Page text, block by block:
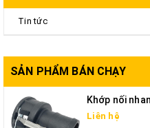
Tin tức
SẢN PHẨM BÁN CHẠY
Khớp nối
Liên hệ